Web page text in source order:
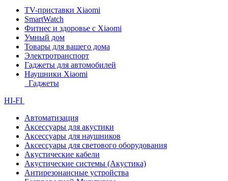
TV-приставки Xiaomi
SmartWatch
Фитнес и здоровье с Xiaomi
Умный дом
Товары для вашего дома
Электротранспорт
Гаджеты для автомобилей
Наушники Xiaomi
Гаджеты
HI-FI
Автоматизация
Аксессуары для акустики
Аксессуары для наушников
Аксессуары для светового оборудования
Акустические кабели
Акустические системы (Акустика)
Антирезонансные устройства